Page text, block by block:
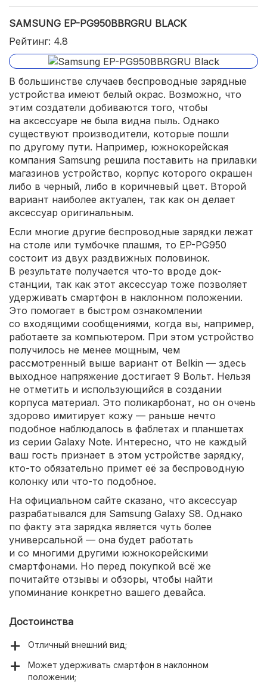
SAMSUNG EP-PG950BBRGRU BLACK
Рейтинг: 4.8
В большинстве случаев беспроводные зарядные
устройства имеют белый окрас. Возможно, что
этим создатели добиваются того, чтобы
на аксессуаре не была видна пыль. Однако
существуют производители, которые пошли
по другому пути. Например, южнокорейская
компания Samsung решила поставить на прилавки
магазинов устройство, корпус которого окрашен
либо в черный, либо в коричневый цвет. Второй
вариант наиболее актуален, так как он делает
аксессуар оригинальным.
Если многие другие беспроводные зарядки лежат
на столе или тумбочке плашмя, то EP-PG950
состоит из двух раздвижных половинок.
В результате получается что-то вроде док-
станции, так как этот аксессуар тоже позволяет
удерживать смартфон в наклонном положении.
Это помогает в быстром ознакомлении
со входящими сообщениями, когда вы, например,
работаете за компьютером. При этом устройство
получилось не менее мощным, чем
рассмотренный выше вариант от Belkin — здесь
выходное напряжение достигает 9 Вольт. Нельзя
не отметить и использующийся в создании
корпуса материал. Это поликарбонат, но он очень
здорово имитирует кожу — раньше нечто
подобное наблюдалось в фаблетах и планшетах
из серии Galaxy Note. Интересно, что не каждый
ваш гость признает в этом устройстве зарядку,
кто-то обязательно примет её за беспроводную
колонку или что-то подобное.
На официальном сайте сказано, что аксессуар
разрабатывался для Samsung Galaxy S8. Однако
по факту эта зарядка является чуть более
универсальной — она будет работать
и со многими другими южнокорейскими
смартфонами. Но перед покупкой всё же
почитайте отзывы и обзоры, чтобы найти
упоминание конкретно вашего девайса.
Достоинства
Отличный внешний вид;
Может удерживать смартфон в наклонном
положении;